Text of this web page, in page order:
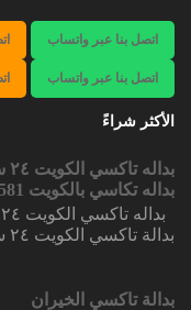
اتصل بنا عبر واتساب
اتصل بنا عبر واتساب
الأكثر شراءً
بداله تكاسي بالكويت 66241581
بدالة تاكسي الكويت ٢٤ ساعة؟ بدالة ...
بدالة تاكسي الخيران